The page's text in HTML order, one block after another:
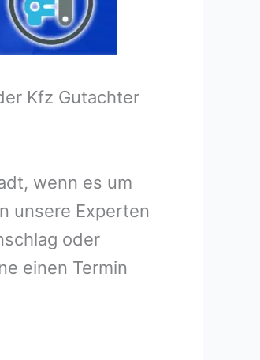
Kfz Gutachter
wenn es um
unsere Experten
oder
einen Termin